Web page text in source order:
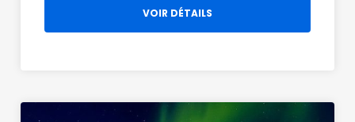
VOIR DÉTAILS